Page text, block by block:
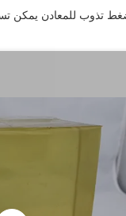
تذوب للمعادن يمكن